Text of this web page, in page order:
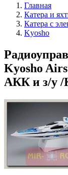
Главная
Катера и
Катера с
Kyosho
Kyosho
АКК и з/у /